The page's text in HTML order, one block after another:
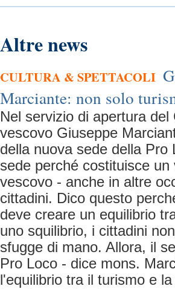
Altre news
CULTURA & SPETTACOLI
Marciante: non solo
Nel servizio di apertura
vescovo Giuseppe
della nuova sede della Pro
sede perché costituisce
vescovo - anche in altre
cittadini. Dico questo
deve creare un equilibrio
uno squilibrio, i cittadini
sfugge di mano. Allora, il
Pro Loco - dice mons.
l'equilibrio tra il turismo e